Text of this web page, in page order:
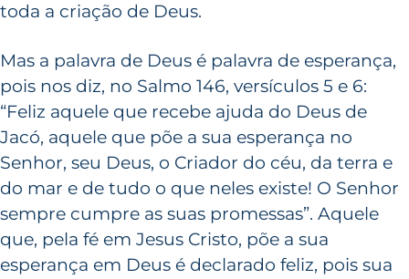
toda a criação de Deus.
Mas a palavra de Deus é palavra de esperança,
pois nos diz, no Salmo 146, versículos 5 e 6:
“Feliz aquele que recebe ajuda do Deus de
Jacó, aquele que põe a sua esperança no
Senhor, seu Deus, o Criador do céu, da terra e
do mar e de tudo o que neles existe! O Senhor
sempre cumpre as suas promessas”. Aquele
que, pela fé em Jesus Cristo, põe a sua
esperança em Deus é declarado feliz, pois sua